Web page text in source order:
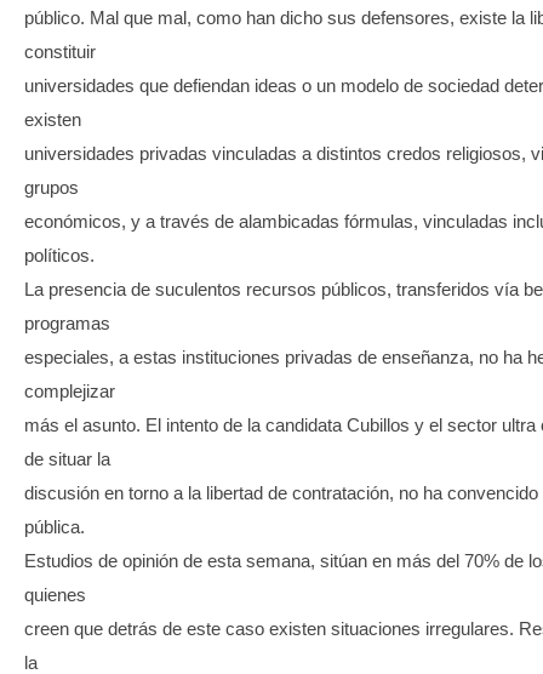
público. Mal que mal, como han dicho sus defensores, existe la
constituir
universidades que defiendan ideas o un modelo de sociedad
existen
universidades privadas vinculadas a distintos credos religiosos,
grupos
económicos, y a través de alambicadas fórmulas, vinculadas
políticos.
La presencia de suculentos recursos públicos, transferidos vía
programas
especiales, a estas instituciones privadas de enseñanza, no ha
complejizar
más el asunto. El intento de la candidata Cubillos y el sector ultra
de situar la
discusión en torno a la libertad de contratación, no ha convencido
pública.
Estudios de opinión de esta semana, sitúan en más del 70% de
quienes
creen que detrás de este caso existen situaciones irregulares.
la